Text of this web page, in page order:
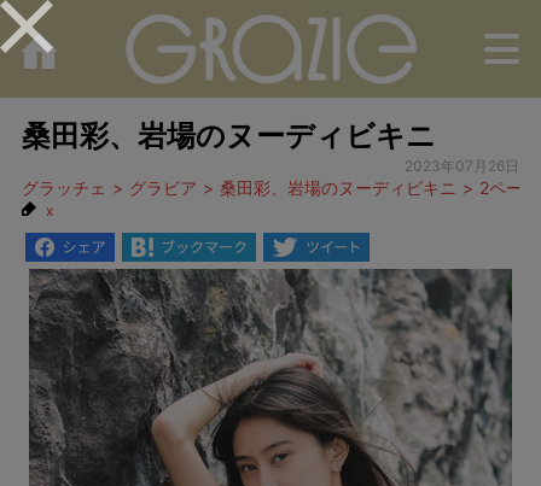
桑田彩、岩場のヌーディビキニ
2023年07月26日
グラッチェ グラビア 桑田彩、岩場のヌーディビキニ 2ペー
x